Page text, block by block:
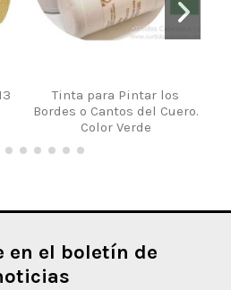
Tinta para Pintar los
Bordes o Cantos del Cuero.
Color Verde
en el boletín de